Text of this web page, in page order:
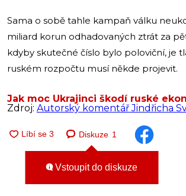
Sama o sobě tahle kampaň válku
miliard korun odhadovaných ztrát za
kdyby skutečné číslo bylo poloviční, je
ruském rozpočtu musí někde projevit.
Jak moc Ukrajinci škodí ruské
Zdroj: Autorský komentář Jindřicha
Diskuze 1
Vstoupit do diskuze